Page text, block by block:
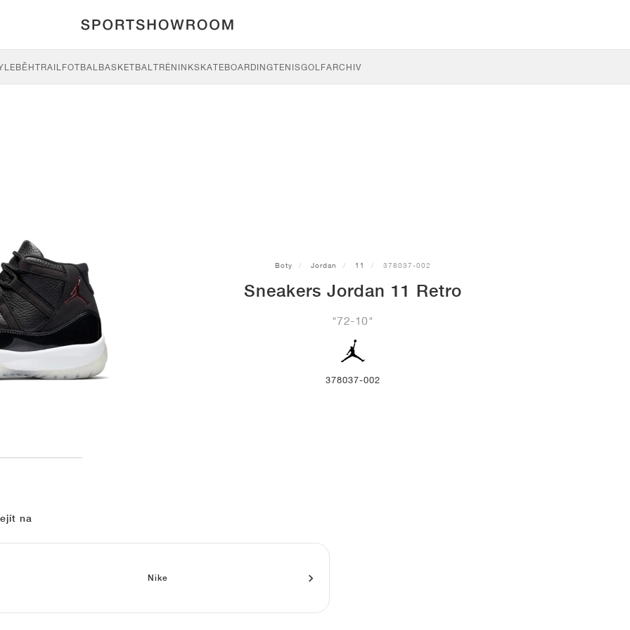
BĚHTRAILFOTBALBASKETBALTRÉNINKSKATEBOARDINGTENISGOLFARCHIV
Boty Jordan 11 378037-002
Sneakers Jordan 11 Retro
"72-10"
378037-002
na
Nike